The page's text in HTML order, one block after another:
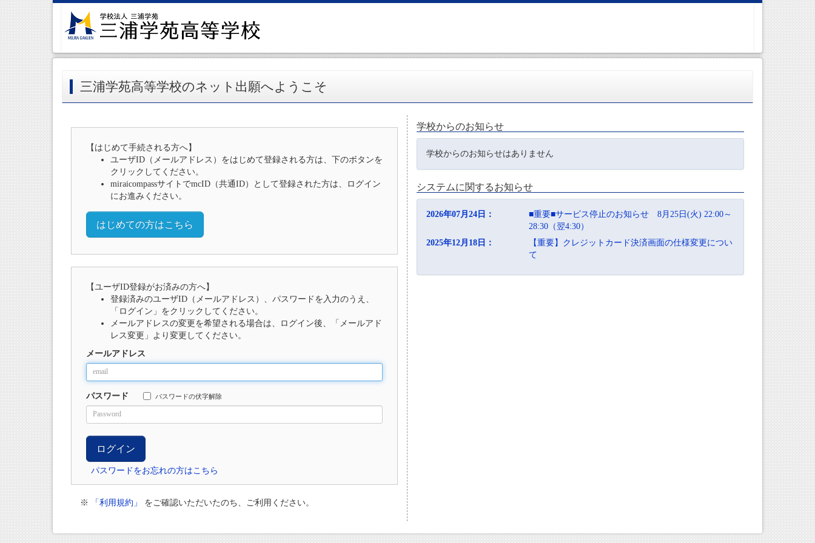
三浦学苑高等学校のネット出願へようこそ
【はじめて手続される方へ】
ユーザID（メールアドレス）をはじめて登録される方は、下のボタンを
クリックしてください。
miraicompassサイトでmcID（共通ID）として登録された方は、ログイン
にお進みください。
はじめての方はこちら
【ユーザID登録がお済みの方へ】
登録済みのユーザID（メールアドレス）、パスワードを入力のうえ、
「ログイン」をクリックしてください。
メールアドレスの変更を希望される場合は、ログイン後、「メールアド
レス変更」より変更してください。
メールアドレス
パスワード パスワードの伏字解除
パスワードをお忘れの方はこちら
※ 「利用規約」 をご確認いただいたのち、ご利用ください。
学校からのお知らせ
学校からのお知らせはありません
システムに関するお知らせ
2026年07月24日：
■重要■サービス停止のお知らせ 8月25日(火) 22:00～
28:30（翌4:30）
2025年12月18日：
【重要】クレジットカード決済画面の仕様変更につい
て